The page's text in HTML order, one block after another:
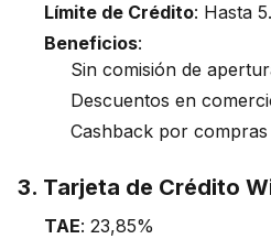
Límite de Crédito: Hasta
Beneficios:
Sin comisión de
Descuentos en
Cashback por compras
3. Tarjeta de Crédito
TAE: 23,85%